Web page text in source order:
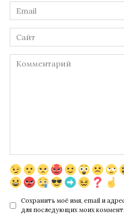
Email
*
Сайт
Комментарий
Сохранить моё имя, email и
для последующих моих